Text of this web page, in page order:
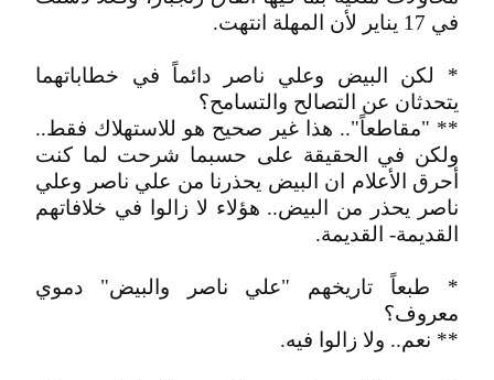
في 17 يناير لأن المهلة انتهت.
* لكن البيض وعلي ناصر دائماً في خطاباتهما
يتحدثان عن التصالح والتسامح؟
** "مقاطعاً".. هذا غير صحيح هو للاستهلاك فقط..
ولكن في الحقيقة على حسبما شرحت لما كنت
أحرق الأعلام ان البيض يحذرنا من علي ناصر وعلي
ناصر يحذر من البيض.. هؤلاء لا زالوا في خلافاتهم
القديمة- القديمة.
* طبعاً تاريخهم "علي ناصر والبيض" دموي
معروف؟
** نعم.. ولا زالوا فيه.